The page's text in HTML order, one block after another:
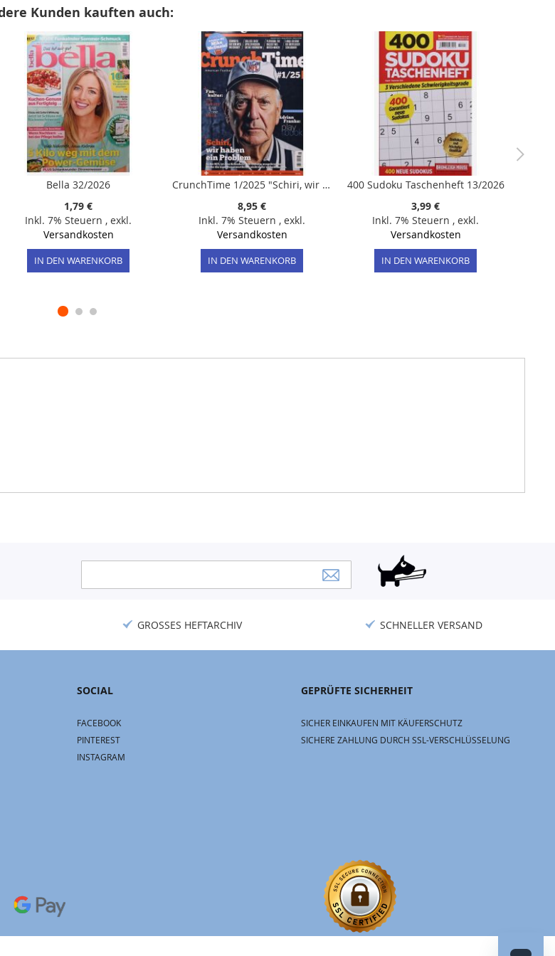
Kunden kauften auch:
Bella 32/2026
1,79 €
Inkl. 7% Steuern , exkl.
Versandkosten
IN DEN WARENKORB
CrunchTime 1/2025 "Schiri, wir haben ein Problem"
8,95 €
Inkl. 7% Steuern , exkl.
Versandkosten
IN DEN WARENKORB
400 Sudoku Taschenheft 13/2026
3,99 €
Inkl. 7% Steuern , exkl.
Versandkosten
IN DEN WARENKORB
Newsletter:
GROSSES HEFTARCHIV SCHNELLER VERSAND
SOCIAL
FACEBOOK
PINTEREST
INSTAGRAM
GEPRÜFTE SICHERHEIT
SICHER EINKAUFEN MIT KÄUFERSCHUTZ
SICHERE ZAHLUNG DURCH SSL-VERSCHLÜSSELUNG